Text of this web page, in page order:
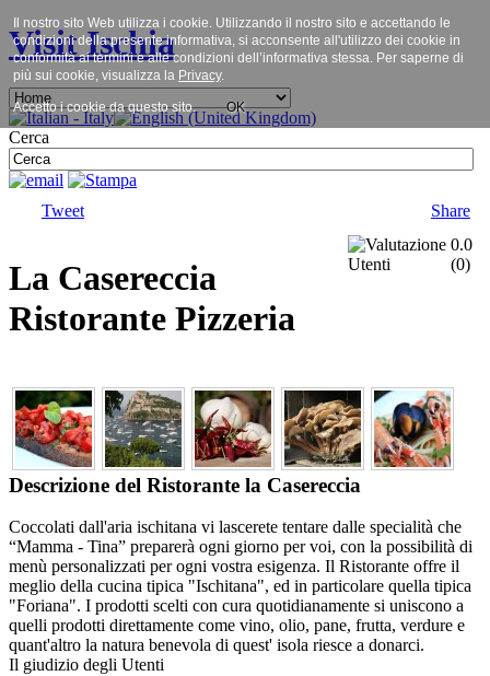
Visit Ischia
Cerca
Tweet Share
La Casereccia
Ristorante Pizzeria
0.0
(0)
Descrizione del Ristorante la Casereccia
Coccolati dall'aria ischitana vi lascerete tentare dalle specialità che
“Mamma - Tina” preparerà ogni giorno per voi, con la possibilità di
menù personalizzati per ogni vostra esigenza. Il Ristorante offre il
meglio della cucina tipica "Ischitana", ed in particolare quella tipica
"Foriana". I prodotti scelti con cura quotidianamente si uniscono a
quelli prodotti direttamente come vino, olio, pane, frutta, verdure e
quant'altro la natura benevola di quest' isola riesce a donarci.
Il giudizio degli Utenti
Il nostro sito Web utilizza i cookie. Utilizzando il nostro sito e accettando le
condizioni della presente informativa, si acconsente all'utilizzo dei cookie in
conformità ai termini e alle condizioni dell’informativa stessa. Per saperne di
più sui cookie, visualizza la Privacy.
Accetto i cookie da questo sito. OK